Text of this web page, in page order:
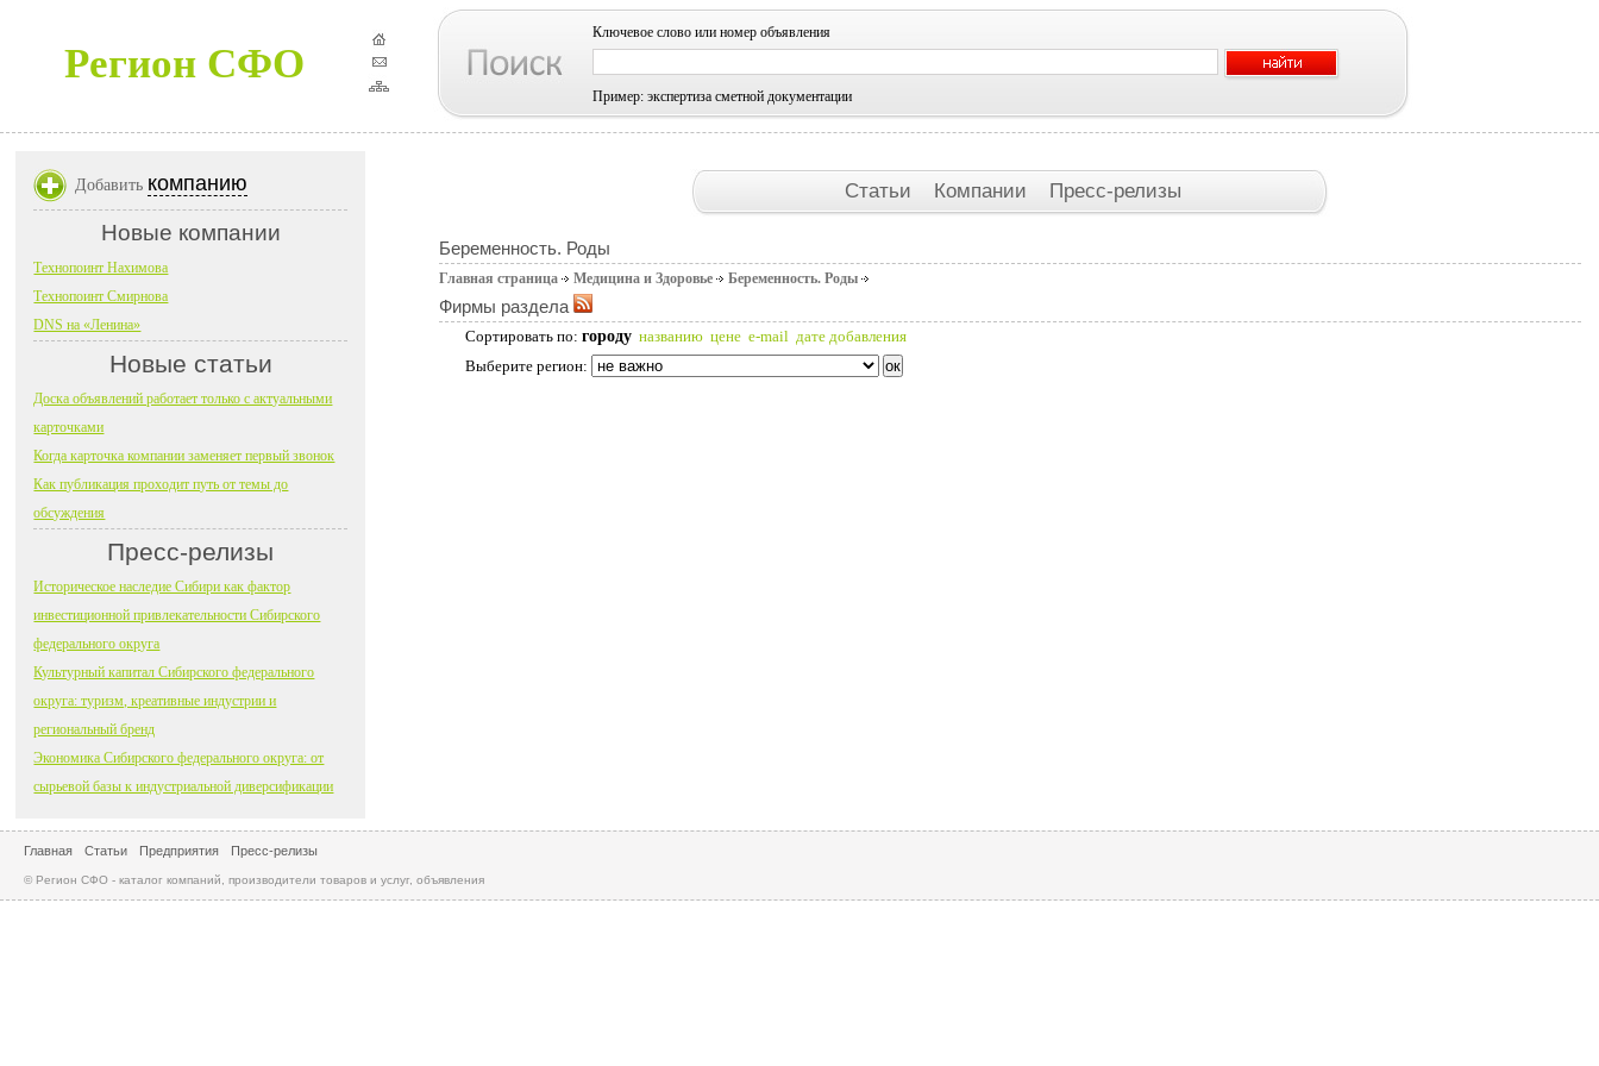
Регион СФО
Ключевое слово или номер объявления
Пример: экспертиза сметной документации
Статьи Компании Пресс-релизы
Беременность. Роды
Главная страница Медицина и Здоровье Беременность. Роды
Фирмы раздела
Сортировать по: городу названию цене e-mail дате добавления
Выберите регион:
Добавить компанию
Новые компании
Технопоинт Нахимова
Технопоинт Смирнова
DNS на «Ленина»
Новые статьи
Доска объявлений работает только с актуальными
карточками
Когда карточка компании заменяет первый звонок
Как публикация проходит путь от темы до
обсуждения
Пресс-релизы
Историческое наследие Сибири как фактор
инвестиционной привлекательности Сибирского
федерального округа
Культурный капитал Сибирского федерального
округа: туризм, креативные индустрии и
региональный бренд
Экономика Сибирского федерального округа: от
сырьевой базы к индустриальной диверсификации
Главная Статьи Предприятия Пресс-релизы
© Регион СФО - каталог компаний, производители товаров и услуг, объявления